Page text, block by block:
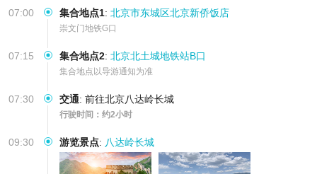
07:00 集合地点1: 北京市东城区北京新侨饭店
崇文门地铁G口
07:15 集合地点2: 北京北土城地铁站B口
集合地点以导游通知为准
07:30 交通: 前往北京八达岭长城
行驶时间：约2小时
09:30 游览景点: 八达岭长城